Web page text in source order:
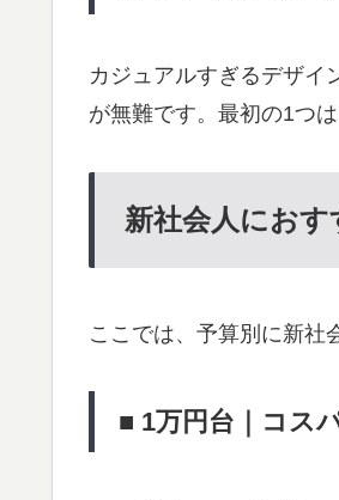
カジュアルすぎるデザイ
が無難です。最初の1つ
新社会人にお
ここでは、予算別に新社
■ 1万円台｜コス